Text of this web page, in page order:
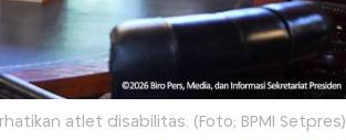
atlet disabilitas. (Foto; BPMI Setpres)